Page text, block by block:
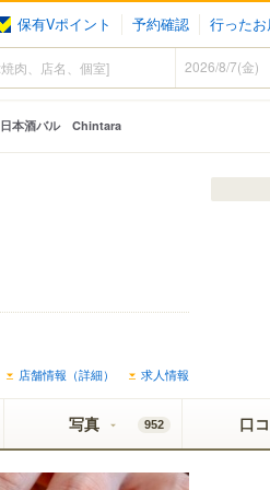
保有Vポイント 予約確認 行ったお
日本酒バル Chintara
店舗情報（詳細） 求人情報
写真 952 口